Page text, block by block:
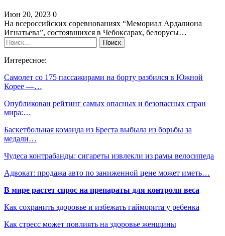
Июн 20, 2023 0
На всероссийских соревнованиях “Мемориал Ардалиона
Игнатьева”, состоявшихся в Чебоксарах, белорусы…
Интересное:
Самолет со 175 пассажирами на борту разбился в Южной
Корее —…
Опубликован рейтинг самых опасных и безопасных стран
мира:…
Баскетбольная команда из Бреста выбыла из борьбы за
медали…
Чудеса контрабанды: сигареты извлекли из рамы велосипеда
Адвокат: продажа авто по заниженной цене может иметь…
В мире растет спрос на препараты для контроля веса
Как сохранить здоровье и избежать гайморита у ребенка
Как стресс может повлиять на здоровье женщины